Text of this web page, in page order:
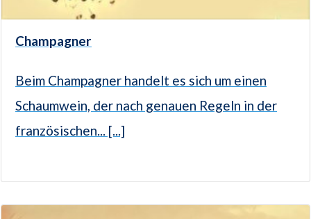
Champagner
Beim Champagner handelt es sich um einen
Schaumwein, der nach genauen Regeln in der
französischen... [...]